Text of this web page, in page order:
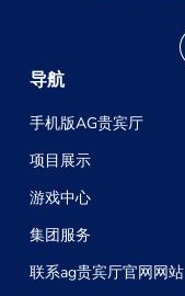
导航
手机版AG贵宾厅
项目展示
游戏中心
集团服务
联系ag贵宾厅官网网站